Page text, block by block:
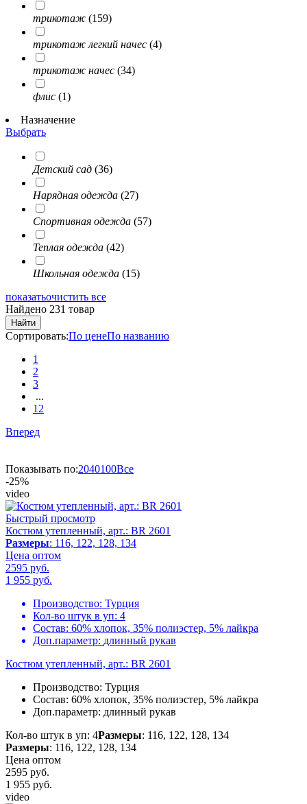
трикотаж (159)
трикотаж легкий начес (4)
трикотаж начес (34)
флис (1)
Назначение
Выбрать
Детский сад (36)
Нарядная одежда (27)
Спортивная одежда (57)
Теплая одежда (42)
Школьная одежда (15)
показатьочистить все
Найдено 231 товар
Найти
Сортировать:По ценеПо названию
1
2
3
...
12
Вперед
Показывать по:2040100Все
-25%
video
Быстрый просмотр
Костюм утепленный, арт.: BR 2601
Размеры: 116, 122, 128, 134
Цена оптом
2595 руб.
1 955 руб.
Производство: Турция
Кол-во штук в уп: 4
Состав: 60% хлопок, 35% полиэстер, 5% лайкра
Доп.параметр: длинный рукав
Костюм утепленный, арт.: BR 2601
Производство: Турция
Состав: 60% хлопок, 35% полиэстер, 5% лайкра
Доп.параметр: длинный рукав
Кол-во штук в уп: 4Размеры: 116, 122, 128, 134
Размеры: 116, 122, 128, 134
Цена оптом
2595 руб.
1 955 руб.
video